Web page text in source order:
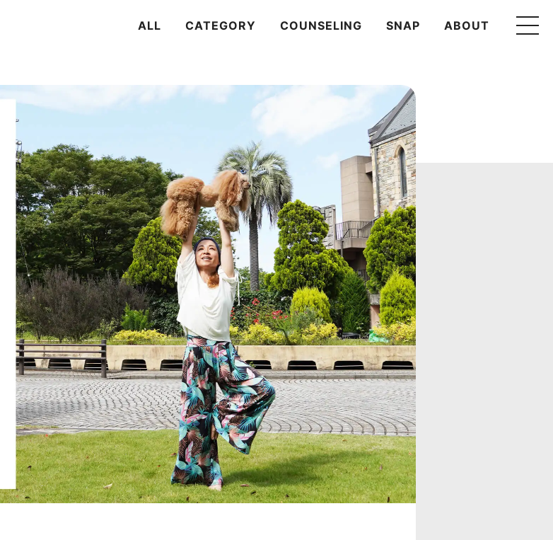
ALL CATEGORY COUNSELING SNAP ABOUT